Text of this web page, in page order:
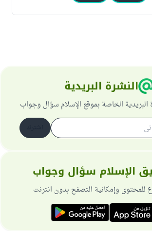
النشرة البريدية
البريدية الخاصة بموقع الإسلام سؤال وجواب
الإسلام سؤال وجواب
وإمكانية التصفح بدون انترنت